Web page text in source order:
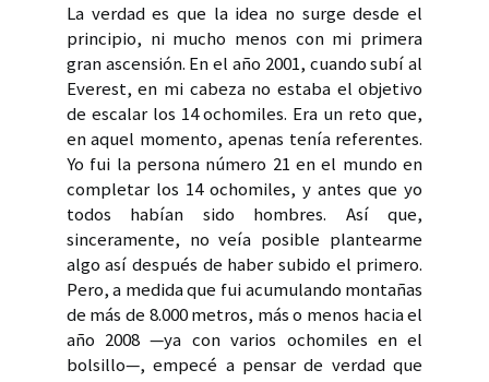
La verdad es que la idea no surge desde el
principio, ni mucho menos con mi primera
gran ascensión. En el año 2001, cuando subí al
Everest, en mi cabeza no estaba el objetivo
de escalar los 14 ochomiles. Era un reto que,
en aquel momento, apenas tenía referentes.
Yo fui la persona número 21 en el mundo en
completar los 14 ochomiles, y antes que yo
todos habían sido hombres. Así que,
sinceramente, no veía posible plantearme
algo así después de haber subido el primero.
Pero, a medida que fui acumulando montañas
de más de 8.000 metros, más o menos hacia el
año 2008 —ya con varios ochomiles en el
bolsillo—, empecé a pensar de verdad que